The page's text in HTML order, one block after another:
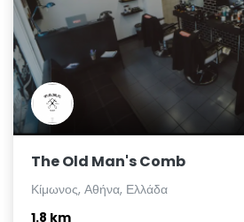
The Old Man's Comb
Κίμωνος, Αθήνα, Ελλάδα
1.8 km